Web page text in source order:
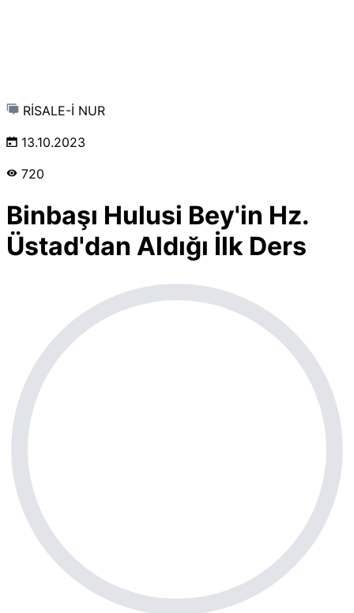
RİSALE-İ NUR
13.10.2023
720
Binbaşı Hulusi Bey'in Hz.
Üstad'dan Aldığı İlk Ders